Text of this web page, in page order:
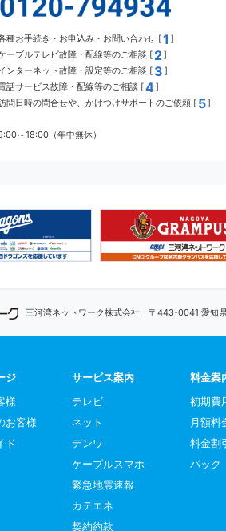
種お手続き・お申込み・お問い合わせ [1 ]
ーブルテレビ故障・配線等のご相談 [ 2]
ンターネット故障・設定等のご相談 [ 3 ]
話サービス故障・配線等のご相談 [4]
問日時の問合せや、かけつけサポートのご依頼 [ 5]
～18:00（年中無休）
三河湾ネットワーク株式会社 〒443-0041 愛知
ジ
様
お客様
ド
サービス案内
テレビ
ネット
デンワ
ケーブルスマホ
緊急地震速報
カテエネ
契約約款
料金案
初期費
月額料
料金割
パック